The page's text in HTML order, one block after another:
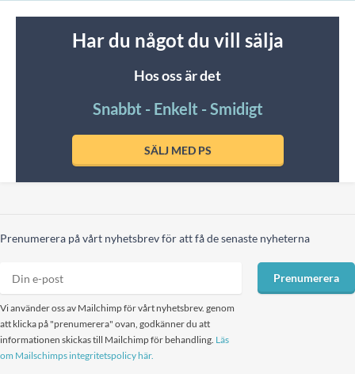
Har du något du vill sälja
Hos oss är det
Snabbt - Enkelt - Smidigt
SÄLJ MED PS
Prenumerera på vårt nyhetsbrev för att få de senaste nyheterna
Vi använder oss av Mailchimp för vårt nyhetsbrev. genom
att klicka på "prenumerera" ovan, godkänner du att
informationen skickas till Mailchimp för behandling. Läs
om Mailschimps integritetspolicy här.
Prenumerera